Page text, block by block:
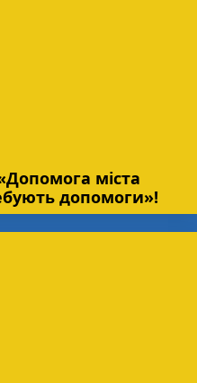
міста
допомоги»!